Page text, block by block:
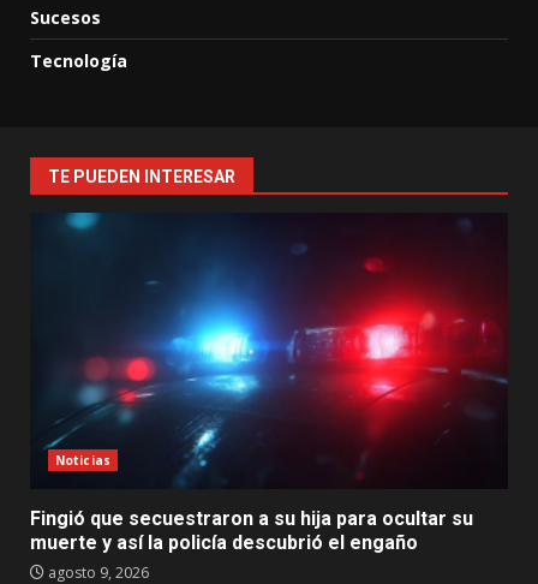
Sucesos
Tecnología
TE PUEDEN INTERESAR
Noticias
Fingió que secuestraron a su hija para ocultar su
muerte y así la policía descubrió el engaño
agosto 9, 2026